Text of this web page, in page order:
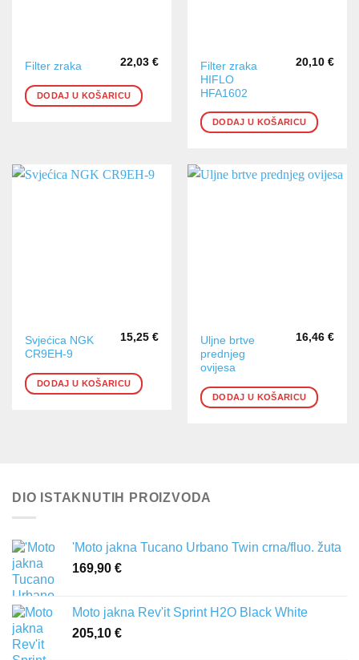
Filter zraka 22,03 €
DODAJ U KOŠARICU
Filter zraka
HIFLO
HFA1602
20,10 €
DODAJ U KOŠARICU
Svjećica NGK
CR9EH-9
15,25 €
DODAJ U KOŠARICU
Uljne brtve
prednjeg
ovijesa
16,46 €
DODAJ U KOŠARICU
DIO ISTAKNUTIH PROIZVODA
'Moto jakna Tucano Urbano Twin crna/fluo. žuta
169,90 €
Moto jakna Rev'it Sprint H2O Black White
205,10 €